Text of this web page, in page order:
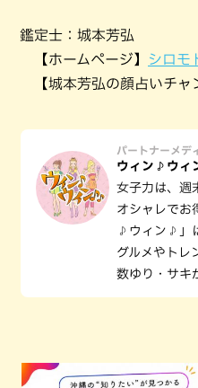
鑑定士：城本芳弘
【ホームページ】
シロモ
【城本芳弘の顔占いチャ
パートナーメデ
ウィン♪ウィ
女子力は、週
オシャレでお
♪ウィン♪」
グルメやトレ
数ゆり・サキ